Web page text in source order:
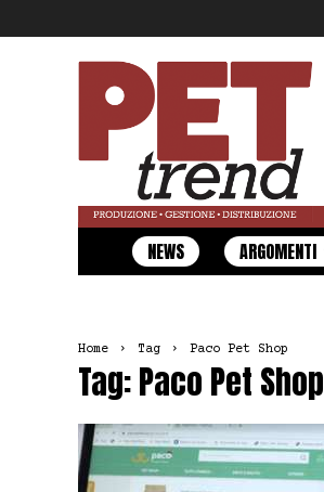
Pet
Trend
NEWS ARGOMENTI
Home Tag Paco Pet Shop
Tag: Paco Pet Shop